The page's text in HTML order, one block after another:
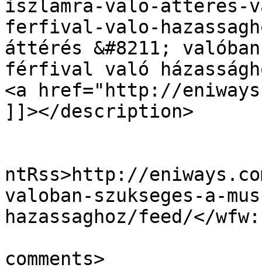
iszlamra-valo-atteres-
ferfival-valo-
áttérés &#8211;
férfival való
<a href="http://
]]></description>
ntRss>http://
valoban-szukseges-a-
hazassaghoz/feed/</
comments>